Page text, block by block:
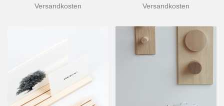
Versandkosten
Versandkosten